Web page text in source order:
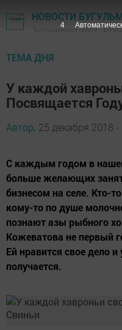
НОВОСТИ
"Бугульминская газета" -
ТЕМА ДНЯ
У каждой
Посвящается
Автор, 25 декабря 2018 -
С каждым годом в
больше желающих
бизнесом на селе. Кто-
кому-то по душе
познают азы рыбного
Кожеватова не первый
Ей нравится свое дело
получается.
3